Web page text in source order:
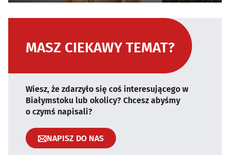
MASZ CIEKAWY TEMAT?
Wiesz, że zdarzyło się coś interesującego w
Białymstoku lub okolicy? Chcesz abyśmy
o czymś napisali?
NAPISZ DO NAS